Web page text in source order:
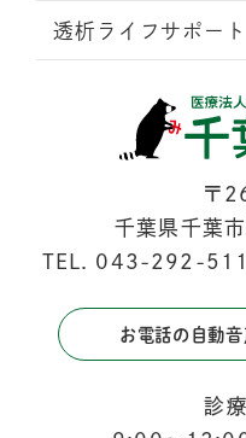
透析ライフサポート
〒
千葉県千葉
TEL. 043-292-
お電話の自動
診